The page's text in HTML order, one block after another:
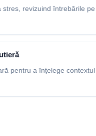
stres, revizuind întrebările
pentru a înțelege